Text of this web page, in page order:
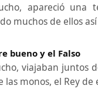
apareció
muchos de ellos
bueno y el Falso
viajaban juntos
las monos, el Rey